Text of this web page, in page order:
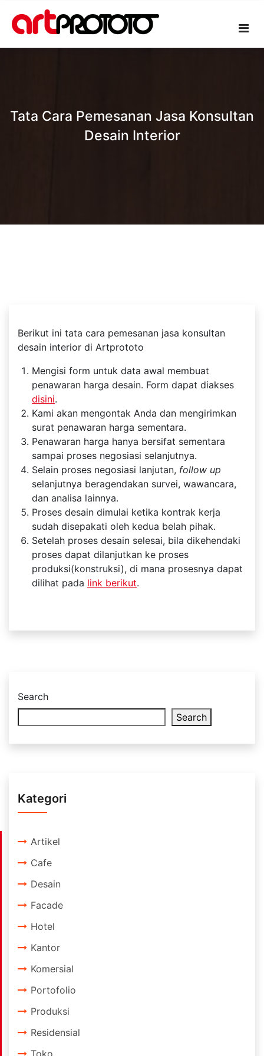
content
Tata Cara Pemesanan Jasa Konsultan
Desain Interior
Berikut ini tata cara pemesanan jasa konsultan
desain interior di Artprototo
Mengisi form untuk data awal membuat
penawaran harga desain. Form dapat diakses
disini.
Kami akan mengontak Anda dan mengirimkan
surat penawaran harga sementara.
Penawaran harga hanya bersifat sementara
sampai proses negosiasi selanjutnya.
Selain proses negosiasi lanjutan, follow up
selanjutnya beragendakan survei, wawancara,
dan analisa lainnya.
Proses desain dimulai ketika kontrak kerja
sudah disepakati oleh kedua belah pihak.
Setelah proses desain selesai, bila dikehendaki
proses dapat dilanjutkan ke proses
produksi(konstruksi), di mana prosesnya dapat
dilihat pada link berikut.
Search
Search
Kategori
Artikel
Cafe
Desain
Facade
Hotel
Kantor
Komersial
Portofolio
Produksi
Residensial
Toko